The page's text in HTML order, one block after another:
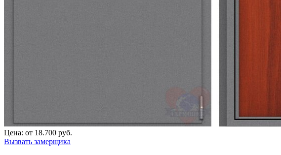
Цена: от 18.700 руб.
Вызвать замерщика